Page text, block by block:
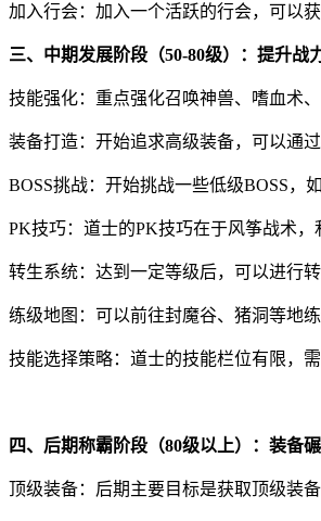
加入行会：加入一个活跃的行会，可以
三、中期发展阶段（50-80级）：提升战
技能强化：重点强化召唤神兽、嗜血术
装备打造：开始追求高级装备，可以通
BOSS挑战：开始挑战一些低级BOSS，
PK技巧：道士的PK技巧在于风筝战术
转生系统：达到一定等级后，可以进行
练级地图：可以前往封魔谷、猪洞等地
技能选择策略：道士的技能栏位有限，
四、后期称霸阶段（80级以上）：装备
顶级装备：后期主要目标是获取顶级装